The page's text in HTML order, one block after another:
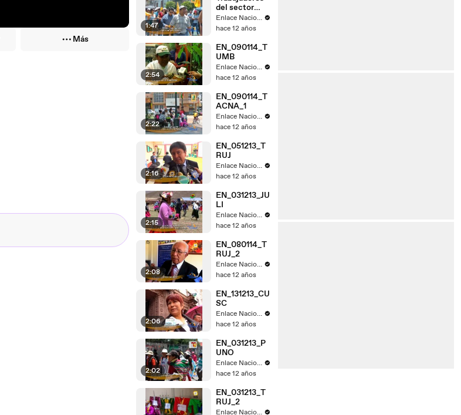
Más
1:47
del sector
judicial de
Tacna acatan
Enlace Nacional
hace 12 años
2:54
EN_090114_T
UMB
Enlace Nacional
hace 12 años
2:22
EN_090114_T
ACNA_1
Enlace Nacional
hace 12 años
2:16
EN_051213_T
RUJ
Enlace Nacional
hace 12 años
2:15
EN_031213_JU
LI
Enlace Nacional
hace 12 años
2:08
EN_080114_T
RUJ_2
Enlace Nacional
hace 12 años
2:06
EN_131213_CU
SC
Enlace Nacional
hace 12 años
2:02
EN_031213_P
UNO
Enlace Nacional
hace 12 años
EN_031213_T
RUJ_2
Enlace Nacional